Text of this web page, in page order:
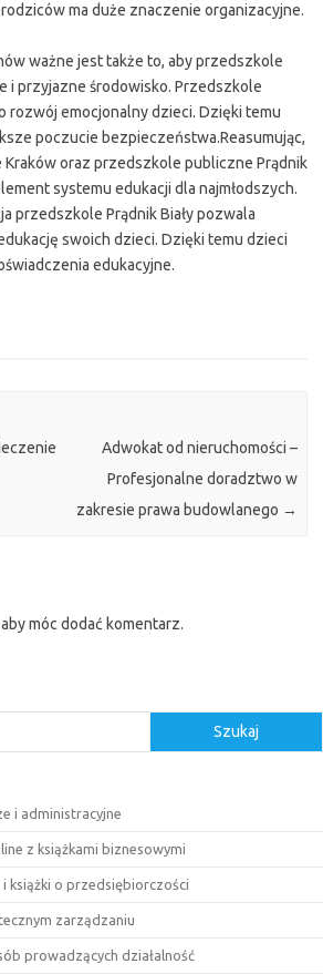
ma duże znaczenie organizacyjne.
ważne jest także to, aby przedszkole
i przyjazne środowisko. Przedszkole
rozwój emocjonalny dzieci. Dzięki temu
poczucie bezpieczeństwa.Reasumując,
oraz przedszkole publiczne Prądnik
systemu edukacji dla najmłodszych.
przedszkole Prądnik Biały pozwala
swoich dzieci. Dzięki temu dzieci
edukacyjne.
Adwokat od nieruchomości –
Profesjonalne doradztwo w
zakresie prawa budowlanego →
aby móc dodać komentarz.
Szukaj
i administracyjne
z książkami biznesowymi
książki o przedsiębiorczości
zarządzaniu
prowadzących działalność